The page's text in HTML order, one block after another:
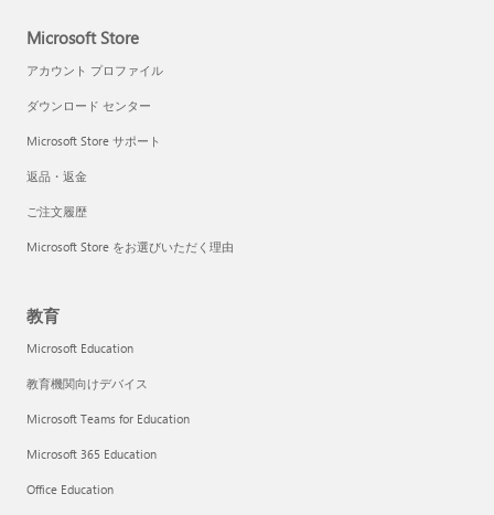
Microsoft Store
アカウント プロファイル
ダウンロード センター
Microsoft Store サポート
返品・返金
ご注文履歴
Microsoft Store をお選びいただく理由
教育
Microsoft Education
教育機関向けデバイス
Microsoft Teams for Education
Microsoft 365 Education
Office Education